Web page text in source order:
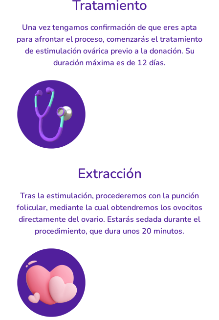
Tratamiento
Una vez tengamos confirmación de que eres apta
para afrontar el proceso, comenzarás el tratamiento
de estimulación ovárica previo a la donación. Su
duración máxima es de 12 días.
Extracción
Tras la estimulación, procederemos con la punción
folicular, mediante la cual obtendremos los ovocitos
directamente del ovario. Estarás sedada durante el
procedimiento, que dura unos 20 minutos.